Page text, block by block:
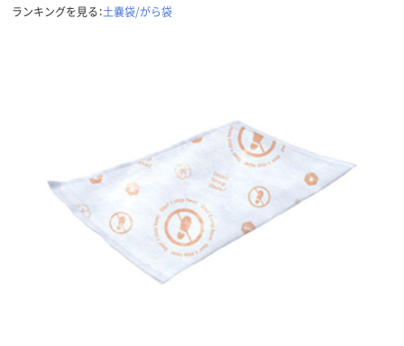
ランキングを見る：土嚢袋/がら袋